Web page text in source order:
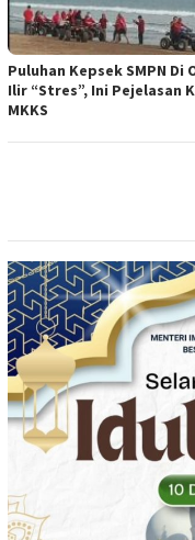
Puluhan Kepsek SMPN Di
Ilir “Stres”, Ini Pejelasan
MKKS